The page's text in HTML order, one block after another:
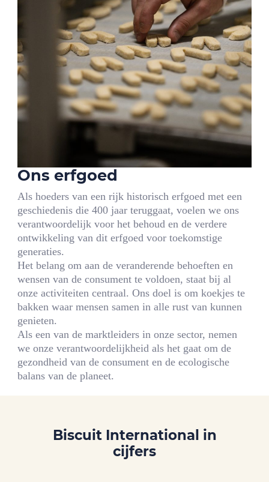
Ons erfgoed
Als hoeders van een rijk historisch erfgoed met een
geschiedenis die 400 jaar teruggaat, voelen we ons
verantwoordelijk voor het behoud en de verdere
ontwikkeling van dit erfgoed voor toekomstige
generaties.
Het belang om aan de veranderende behoeften en
wensen van de consument te voldoen, staat bij al
onze activiteiten centraal. Ons doel is om koekjes te
bakken waar mensen samen in alle rust van kunnen
genieten.
Als een van de marktleiders in onze sector, nemen
we onze verantwoordelijkheid als het gaat om de
gezondheid van de consument en de ecologische
balans van de planeet.
Biscuit International in
cijfers